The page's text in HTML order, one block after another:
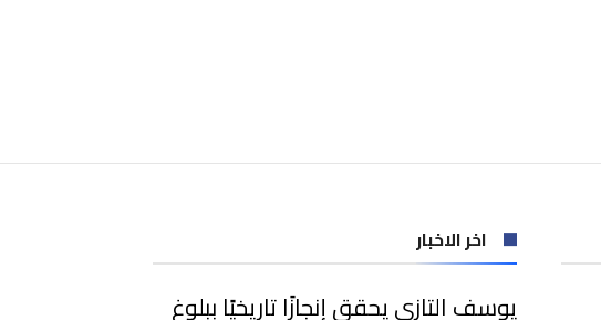
اخر الاخبار
يوسف التازي يحقق إنجازًا تاريخيًا ببلوغ